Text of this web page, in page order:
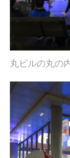
丸ビルの丸の